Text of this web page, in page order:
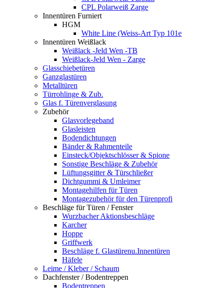
CPL Polarweiß Zarge
Innentüren Furniert
HGM
White Line (Weiss-Art Typ 101e
Innentüren Weißlack
Weißlack -Jeld Wen -TB
Weißlack-Jeld Wen - Zarge
Glasschiebetüren
Ganzglastüren
Metalltüren
Türrohlinge & Zub.
Glas f. Türenverglasung
Zubehör
Glasvorlegeband
Glasleisten
Bodendichtungen
Bänder & Rahmenteile
Einsteck/Objektschlösser & Spione
Sonstige Beschläge & Zubehör
Lüftungsgitter & Türschließer
Dichtgummi & Umleimer
Montagehilfen für Türen
Montagezubehör für den Türenprofi
Beschläge für Türen / Fenster
Wurzbacher Aktionsbeschläge
Karcher
Hoppe
Griffwerk
Beschläge f. Glastürenu.Innentüren
Häfele
Leime / Kleber / Schaum
Dachfenster / Bodentreppen
Bodentreppen